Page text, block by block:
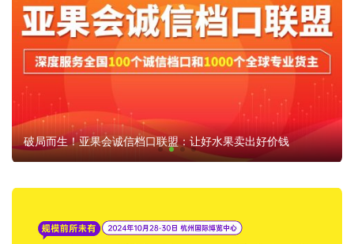
破局而生！亚果会诚信档口联盟：让好水果卖出好价钱